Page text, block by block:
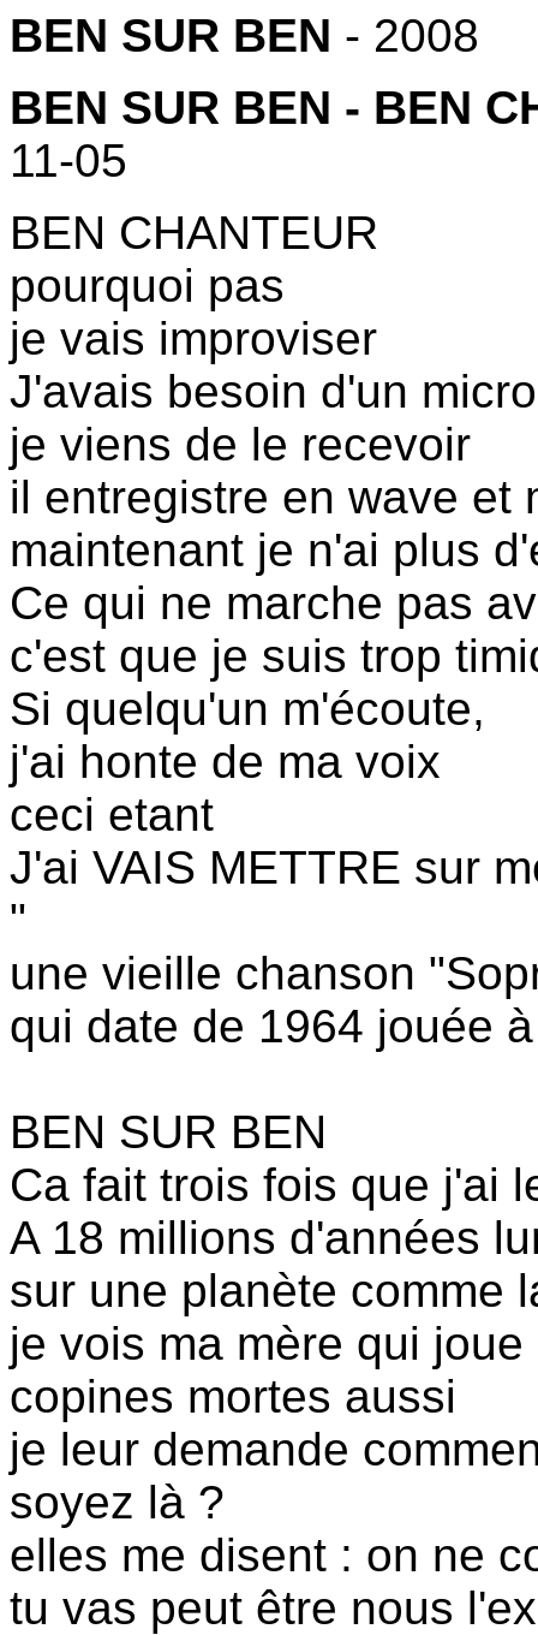
BEN SUR BEN - 2008
BEN SUR BEN - BEN
11-05
BEN CHANTEUR
pourquoi pas
je vais improviser
J'avais besoin d'un micro
je viens de le recevoir
il entregistre en wave et
maintenant je n'ai plus
Ce qui ne marche pas
c'est que je suis trop
Si quelqu'un m'écoute,
j'ai honte de ma voix
ceci etant
J'ai VAIS METTRE sur
"
une vieille chanson
qui date de 1964 jouée
BEN SUR BEN
Ca fait trois fois que j'ai
A 18 millions d'années
sur une planète comme
je vois ma mère qui
copines mortes aussi
je leur demande
soyez là ?
elles me disent : on ne
tu vas peut être nous